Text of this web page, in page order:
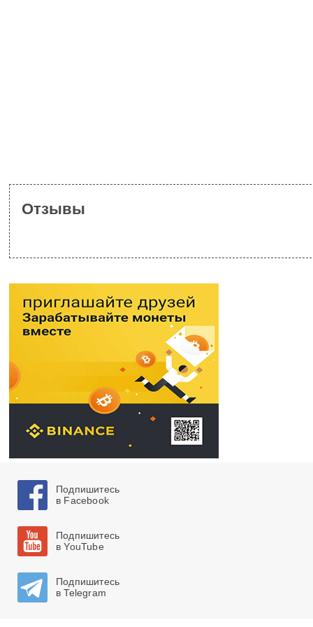
Отзывы
Подпишитесь
в Facebook
Подпишитесь
в YouTube
Подпишитесь
в Telegram